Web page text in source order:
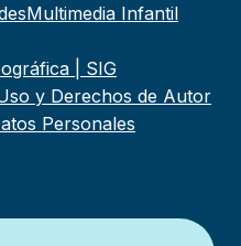
Multimedia Infantil
| SIG
y Derechos de Autor
Personales